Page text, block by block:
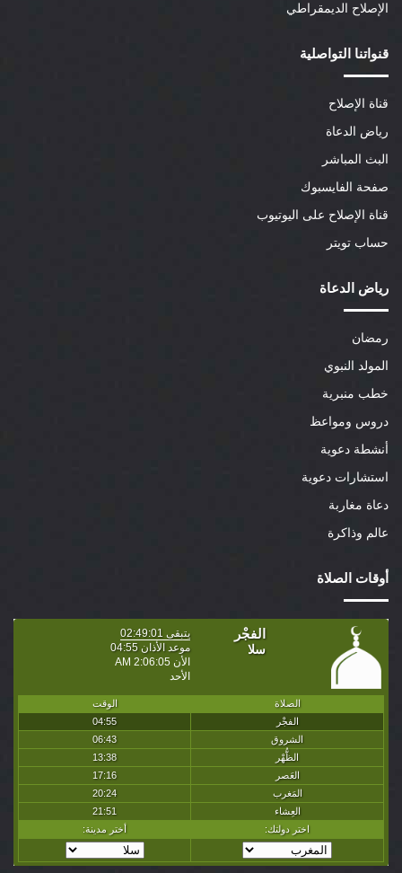
الإصلاح الديمقراطي
قنواتنا التواصلية
قناة الإصلاح
رياض الدعاة
البث المباشر
صفحة الفايسبوك
قناة الإصلاح على اليوتيوب
حساب تويتر
رياض الدعاة
رمضان
المولد النبوي
خطب منبرية
دروس ومواعظ
أنشطة دعوية
استشارات دعوية
دعاة مغاربة
عالم وذاكرة
أوقات الصلاة